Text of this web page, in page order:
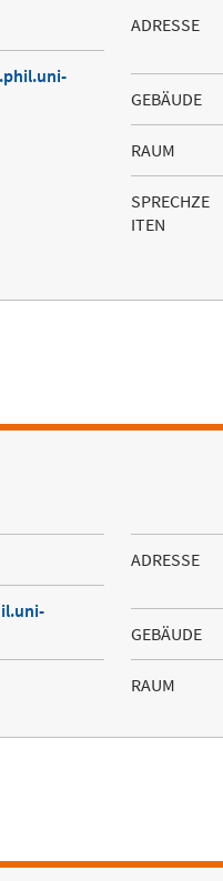
ADRESSE
GEBÄUDE
RAUM
SPRECHZE
ITEN
ADRESSE
GEBÄUDE
RAUM